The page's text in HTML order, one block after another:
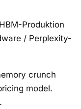
Produktion
/ Perplexity-
crunch
model.